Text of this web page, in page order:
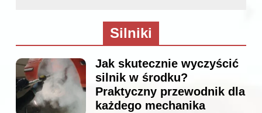
Silniki
Jak skutecznie wyczyścić
silnik w środku?
Praktyczny przewodnik dla
każdego mechanika